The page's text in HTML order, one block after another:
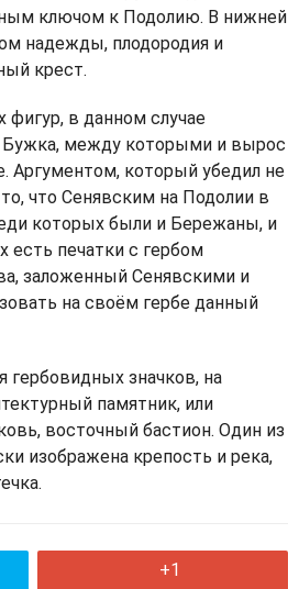
ключом к Подолию. В нижней
надежды, плодородия и
крест.
фигур, в данном случае
Бужка, между которыми и вырос
Аргументом, который убедил не
что Сенявским на Подолии в
которых были и Бережаны, и
есть печатки с гербом
заложенный Сенявскими и
на своём гербе данный
значков, на
памятник, или
восточный бастион. Один из
изображена крепость и река,
+1